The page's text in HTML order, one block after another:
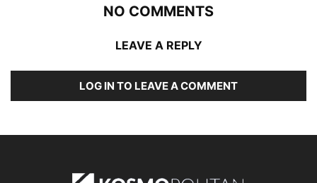
NO COMMENTS
LEAVE A REPLY
LOG IN TO LEAVE A COMMENT